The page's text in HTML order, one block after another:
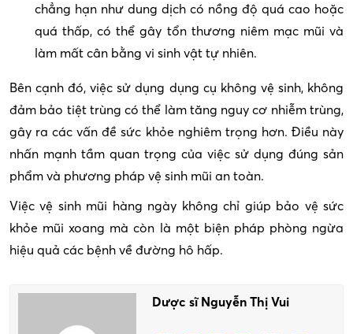
chẳng hạn như dung dịch có nồng độ quá cao hoặc
quá thấp, có thể gây tổn thương niêm mạc mũi và
làm mất cân bằng vi sinh vật tự nhiên.
Bên cạnh đó, việc sử dụng dụng cụ không vệ sinh, không
đảm bảo tiệt trùng có thể làm tăng nguy cơ nhiễm trùng,
gây ra các vấn đề sức khỏe nghiêm trọng hơn. Điều này
nhấn mạnh tầm quan trọng của việc sử dụng đúng sản
phẩm và phương pháp vệ sinh mũi an toàn.
Việc vệ sinh mũi hàng ngày không chỉ giúp bảo vệ sức
khỏe mũi xoang mà còn là một biện pháp phòng ngừa
hiệu quả các bệnh về đường hô hấp.
Dược sĩ Nguyễn Thị Vui